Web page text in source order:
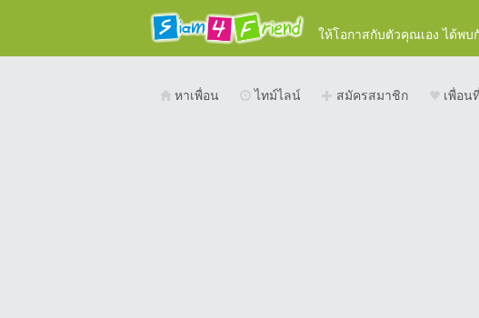
ให้โอกาสกับตัวคุณเอง ได้พ
หาเพื่อน ไทม์ไลน์ สมัครสมาชิก เพื่อน